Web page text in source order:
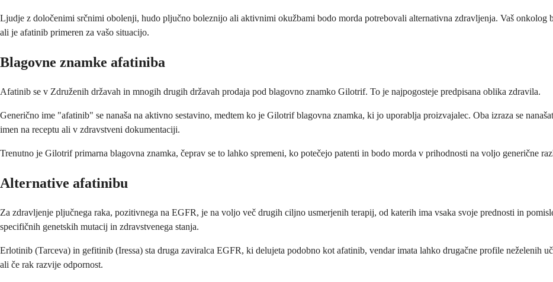
Ljudje z določenimi srčnimi obolenji, hudo pljučno boleznijo ali aktivnimi okužbami bodo morda potrebovali alternativna zdravljenja. Vaš onkolog
ali je afatinib primeren za vašo situacijo.
Blagovne znamke afatiniba
Afatinib se v Združenih državah in mnogih drugih državah prodaja pod blagovno znamko Gilotrif. To je najpogosteje predpisana oblika zdravila.
Generično ime "afatinib" se nanaša na aktivno sestavino, medtem ko je Gilotrif blagovna znamka, ki jo uporablja proizvajalec. Oba izraza se
imen na receptu ali v zdravstveni dokumentaciji.
Trenutno je Gilotrif primarna blagovna znamka, čeprav se to lahko spremeni, ko potečejo patenti in bodo morda v prihodnosti na voljo generične
Alternative afatinibu
Za zdravljenje pljučnega raka, pozitivnega na EGFR, je na voljo več drugih ciljno usmerjenih terapij, od katerih ima vsaka svoje prednosti in
specifičnih genetskih mutacij in zdravstvenega stanja.
Erlotinib (Tarceva) in gefitinib (Iressa) sta druga zaviralca EGFR, ki delujeta podobno kot afatinib, vendar imata lahko drugačne profile neželenih
ali če rak razvije odpornost.